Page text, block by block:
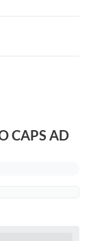
CAPS AD